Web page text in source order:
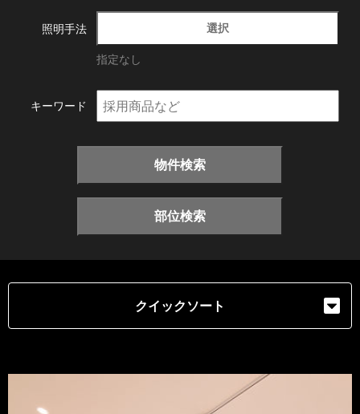
照明手法 選択
指定なし
キーワード
物件検索
部位検索
クイックソート